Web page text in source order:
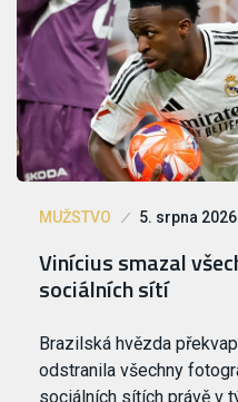
MUŽSTVO 5. srpna 2026
Vinícius smazal
sociálních sítí
Brazilská hvězda
odstranila všechny
sociálních sítích právě v